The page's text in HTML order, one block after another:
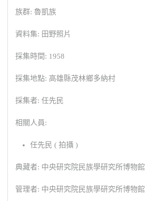
族群: 魯凱族
資料集: 田野照片
採集時間: 1958
採集地點: 高雄縣茂林鄉多納村
採集者: 任先民
相關人員:
任先民 ( 拍攝 )
典藏者: 中央研究院民族學研究所博物館
管理者: 中央研究院民族學研究所博物館